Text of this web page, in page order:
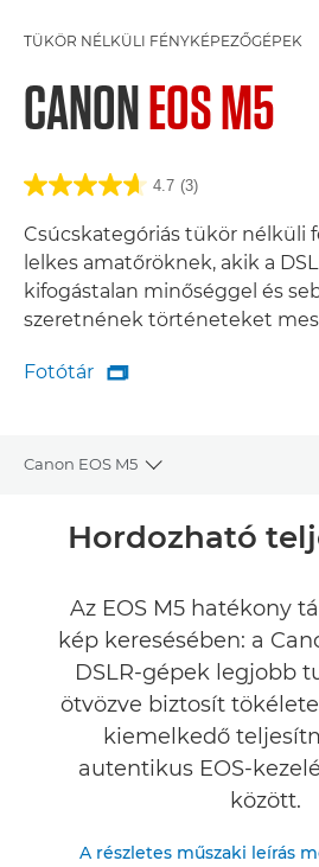
TÜKÖR NÉLKÜLI FÉNYKÉPEZŐGÉPEK
CANONEOS M5
4.7 (3)
Csúcskategóriás tükör nélküli
lelkes amatőröknek, akik a
kifogástalan minőséggel és
szeretnének történeteket
Fotótár
Fotótár

Canon EOS M5
Toggle breadcrumbs
Áttekintés
Értékelések
Hordozható
Az EOS M5 hatékony
kép keresésében: a
DSLR-gépek legjobb
ötvözve biztosít
kiemelkedő
autentikus EOS-
között.
A részletes műszaki leírás